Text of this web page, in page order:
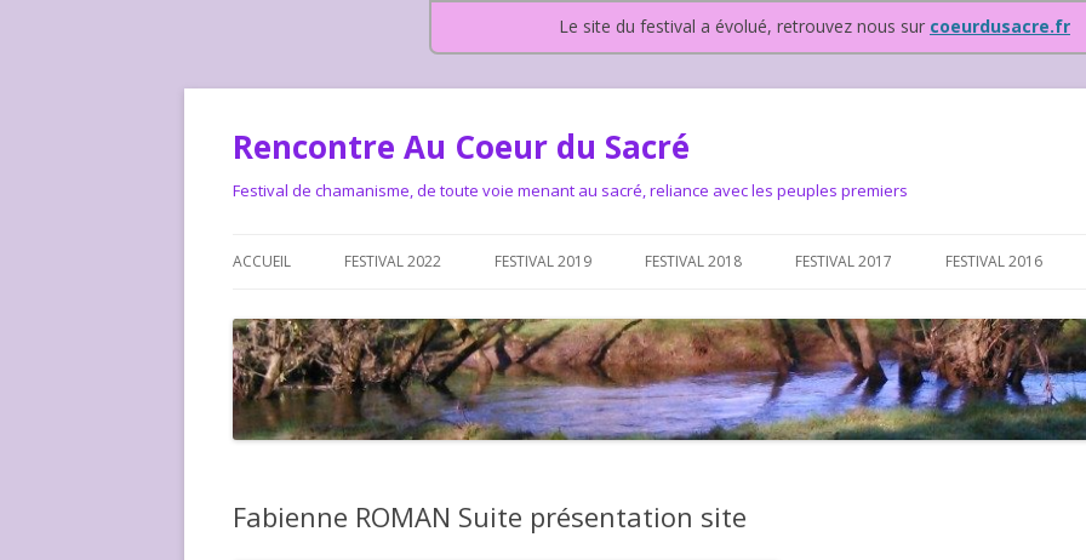
Le site du festival a évolué, retrouvez nous sur coeurdusacre.fr
Rencontre Au Coeur du Sacré
Festival de chamanisme, de toute voie menant au sacré, reliance avec les peuples premiers
ACCUEIL
LA CHARTE DU FESTIVAL
LE FESTIVAL DEPUIS 2015 – QUI
SOMMES-NOUS ?
LE FESTIVAL DEPUIS 2015…OU
ALLONS-NOUS ?
COMMENT FONCTIONNONS
FESTIVAL 2022 FESTIVAL 2019 FESTIVAL 2018 FESTIVAL 2017 FESTIVAL 2016
Fabienne ROMAN Suite présentation site